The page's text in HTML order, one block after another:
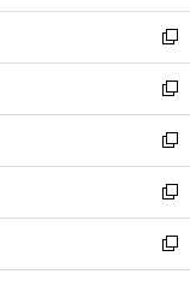
開
く
ウ
で
開
く
ン
ド
ウ
で
開
く
ウ
ィ
ン
ド
ウ
で
開
く
し
い
ウ
ィ
ン
ド
ウ
で
開
く
新
し
い
ウ
ィ
ン
ド
ウ
で
開
新
し
い
ウ
ィ
ン
ド
ウ
新
し
い
ウ
ィ
ン
新
し
い
ウ
新
し